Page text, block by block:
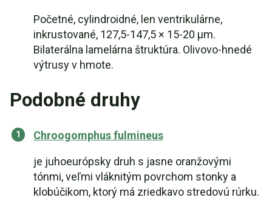
Početné, cylindroidné, len ventrikulárne,
inkrustované, 127,5-147,5 × 15-20 µm.
Bilaterálna lamelárna štruktúra. Olivovo-hnedé
výtrusy v hmote.
Podobné druhy
Chroogomphus fulmineus
je juhoeurópsky druh s jasne oranžovými
tónmi, veľmi vláknitým povrchom stonky a
klobúčikom, ktorý má zriedkavo stredovú rúrku.